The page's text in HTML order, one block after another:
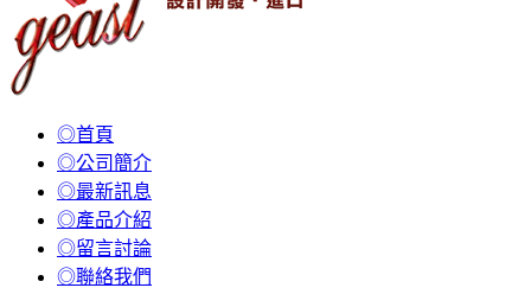
◎首頁
◎公司簡介
◎最新訊息
◎產品介紹
◎留言討論
◎聯絡我們